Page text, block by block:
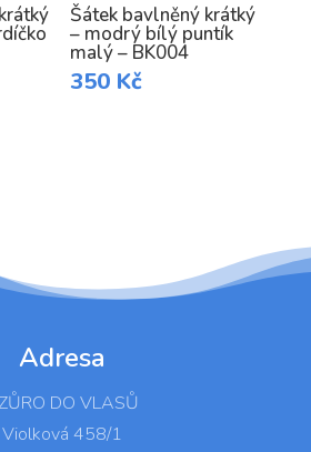
Šátek bavlněný krátký
– modrý bílý puntík
malý – BK004
350 Kč
Adresa
DO VLASŮ
Violková 458/1